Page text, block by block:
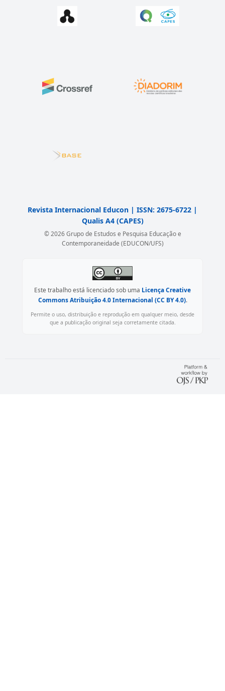
Revista Internacional Educon | ISSN: 2675-6722 |
Qualis A4 (CAPES)
© 2026 Grupo de Estudos e Pesquisa Educação e
Contemporaneidade (EDUCON/UFS)
Este trabalho está licenciado sob uma Licença Creative
Commons Atribuição 4.0 Internacional (CC BY 4.0).
Permite o uso, distribuição e reprodução em qualquer meio, desde
que a publicação original seja corretamente citada.